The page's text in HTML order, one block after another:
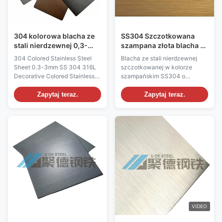
304 kolorowa blacha ze
stali nierdzewnej 0,3-
3mm Ss 304 316L
Dekoracyjna blacha ze
stali nierdzewnej
304 Colored Stainless Steel
Sheet 0.3-3mm SS 304 316L
Decorative Colored Stainless
Steel Plate Standard: ASTM
A240, AISI, JIS, GB, EN, DIN
Grades: 304, 316L colored
Outside Diameter (OD): Not
applicable for flat sheet Wall
Thickness: 0.3mm–3mm
mainstream decorative ...
Zapytaj teraz.
SS304 Szczotkowana
szampana złota blacha ze
stali nierdzewnej o
wysokiej odporności na
korozję do zastosowań
Blacha ze stali nierdzewnej
szczotkowanej w kolorze
szampańskim SS304 o
wysokiej odporności na
korozję, zgodnie z normą
ASTM i certyfikatem ISO 9001.
rozmiary, kolory i obróbka.
Idealny do wysokiej klasy
dekoracji architektonicznych i
Zapytaj teraz.
VIDEO